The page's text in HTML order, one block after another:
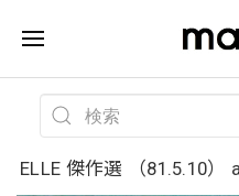
ELLE 傑作選 （81.5.10）